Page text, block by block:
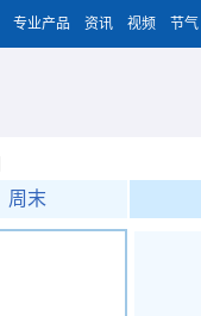
专业产品 资讯 视频 节气
周末